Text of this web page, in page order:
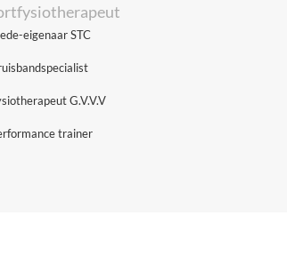
eigenaar STC
G.V.V.V
trainer